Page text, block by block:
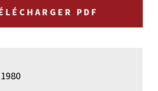
PDF